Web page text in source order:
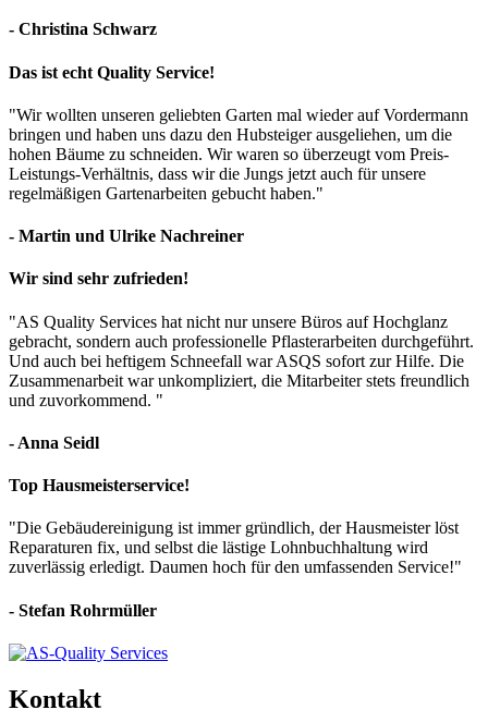
- Christina Schwarz
Das ist echt Quality Service!
"Wir wollten unseren geliebten Garten mal wieder auf Vordermann
bringen und haben uns dazu den Hubsteiger ausgeliehen, um die
hohen Bäume zu schneiden. Wir waren so überzeugt vom Preis-
Leistungs-Verhältnis, dass wir die Jungs jetzt auch für unsere
regelmäßigen Gartenarbeiten gebucht haben."
- Martin und Ulrike Nachreiner
Wir sind sehr zufrieden!
"AS Quality Services hat nicht nur unsere Büros auf Hochglanz
gebracht, sondern auch professionelle Pflasterarbeiten durchgeführt.
Und auch bei heftigem Schneefall war ASQS sofort zur Hilfe. Die
Zusammenarbeit war unkompliziert, die Mitarbeiter stets freundlich
und zuvorkommend. "
- Anna Seidl
Top Hausmeisterservice!
"Die Gebäudereinigung ist immer gründlich, der Hausmeister löst
Reparaturen fix, und selbst die lästige Lohnbuchhaltung wird
zuverlässig erledigt. Daumen hoch für den umfassenden Service!"
- Stefan Rohrmüller
Kontakt